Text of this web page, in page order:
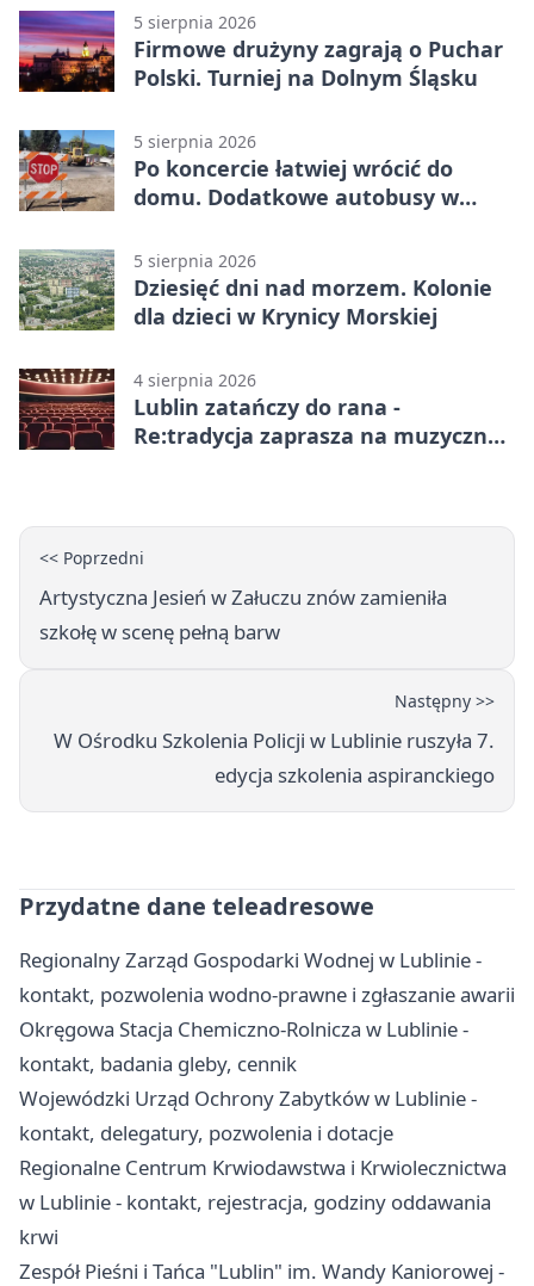
5 sierpnia 2026
Firmowe drużyny zagrają o Puchar
Polski. Turniej na Dolnym Śląsku
5 sierpnia 2026
Po koncercie łatwiej wrócić do
domu. Dodatkowe autobusy w
5 sierpnia 2026
Dziesięć dni nad morzem. Kolonie
dla dzieci w Krynicy Morskiej
4 sierpnia 2026
Lublin zatańczy do rana -
Re:tradycja zaprasza na muzyczną
<< Poprzedni
Artystyczna Jesień w Załuczu znów zamieniła
szkołę w scenę pełną barw
Następny >>
W Ośrodku Szkolenia Policji w Lublinie ruszyła 7.
edycja szkolenia aspiranckiego
Przydatne dane teleadresowe
Regionalny Zarząd Gospodarki Wodnej w Lublinie -
kontakt, pozwolenia wodno-prawne i zgłaszanie awarii
Okręgowa Stacja Chemiczno-Rolnicza w Lublinie -
kontakt, badania gleby, cennik
Wojewódzki Urząd Ochrony Zabytków w Lublinie -
kontakt, delegatury, pozwolenia i dotacje
Regionalne Centrum Krwiodawstwa i Krwiolecznictwa
w Lublinie - kontakt, rejestracja, godziny oddawania
krwi
Zespół Pieśni i Tańca "Lublin" im. Wandy Kaniorowej -